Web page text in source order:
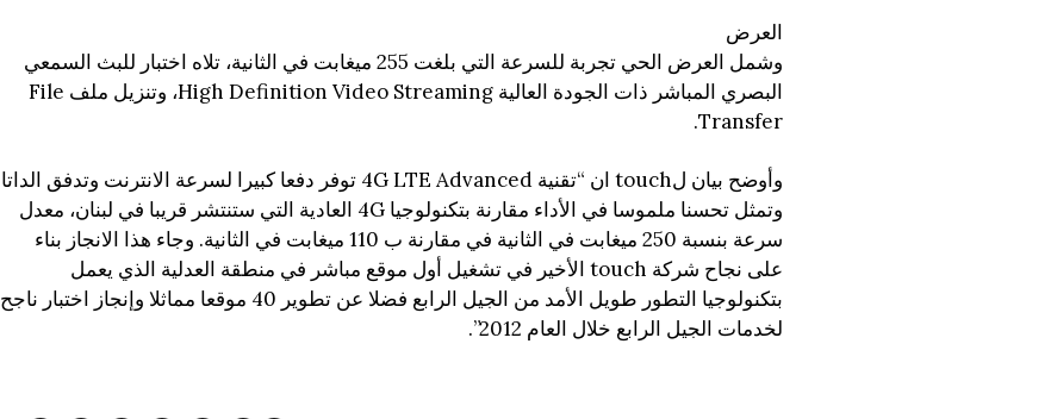
العرض
وشمل العرض الحي تجربة للسرعة التي بلغت 255 ميغابت في الثانية، تلاه اختبار للبث السمعي
البصري المباشر ذات الجودة العالية High Definition Video Streaming، وتنزيل ملف File
Transfer.
وأوضح بيان لtouch ان “تقنية 4G LTE Advanced توفر دفعا كبيرا لسرعة الانترنت وتدفق الداتا
وتمثل تحسنا ملموسا في الأداء مقارنة بتكنولوجيا 4G العادية التي ستنتشر قريبا في لبنان، معدل
سرعة بنسبة 250 ميغابت في الثانية في مقارنة ب 110 ميغابت في الثانية. وجاء هذا الانجاز بناء
على نجاح شركة touch الأخير في تشغيل أول موقع مباشر في منطقة العدلية الذي يعمل
بتكنولوجيا التطور طويل الأمد من الجيل الرابع فضلا عن تطوير 40 موقعا مماثلا وإنجاز اختبار ناجح
لخدمات الجيل الرابع خلال العام 2012”.